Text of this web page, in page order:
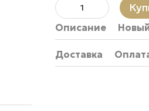
Описание
Доставка